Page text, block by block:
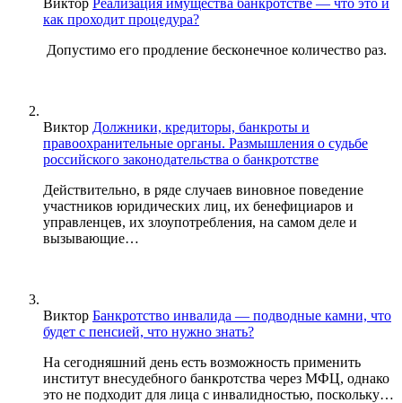
как проходит процедура?
Допустимо его продление бесконечное количество раз.
Виктор Должники, кредиторы, банкроты и
правоохранительные органы. Размышления о судьбе
российского законодательства о банкротстве
Действительно, в ряде случаев виновное поведение
участников юридических лиц, их бенефициаров и
управленцев, их злоупотребления, на самом деле и
вызывающие…
Виктор Банкротство инвалида — подводные камни, что
будет с пенсией, что нужно знать?
На сегодняшний день есть возможность применить
институт внесудебного банкротства через МФЦ, однако
это не подходит для лица с инвалидностью, поскольку…